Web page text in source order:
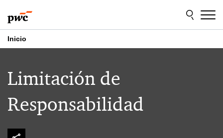
to
content
to
footer
Inicio
Limitación de
Responsabilidad